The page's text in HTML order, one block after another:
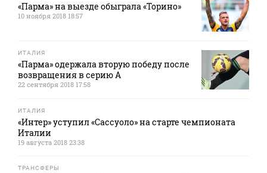
«Парма» на выезде обыграла «Торино»
10 ноября 2018 18:57
ИТАЛИЯ
«Парма» одержала вторую победу после
возвращения в серию А
22 сентября 2018 17:58
ИТАЛИЯ
«Интер» уступил «Сассуоло» на старте чемпионата
Италии
19 августа 2018 23:38
ТРАНСФЕРЫ